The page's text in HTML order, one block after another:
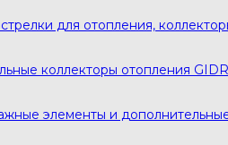
для отопления,
коллекторы отопления
элементы и
ПНД ПЭ
для сварки